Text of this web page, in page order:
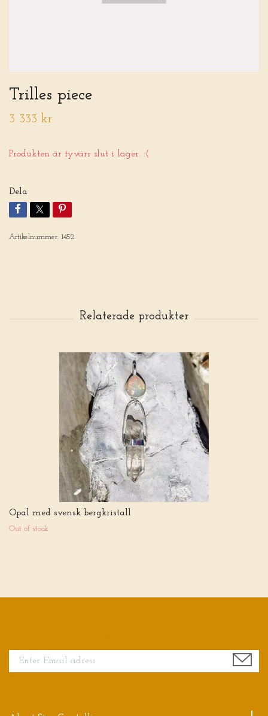
Trilles piece
3 333 kr
Produkten är tyvärr slut i lager. :(
Dela
Artikelnummer: 1452
Opal med svensk bergkristall
Out of stock